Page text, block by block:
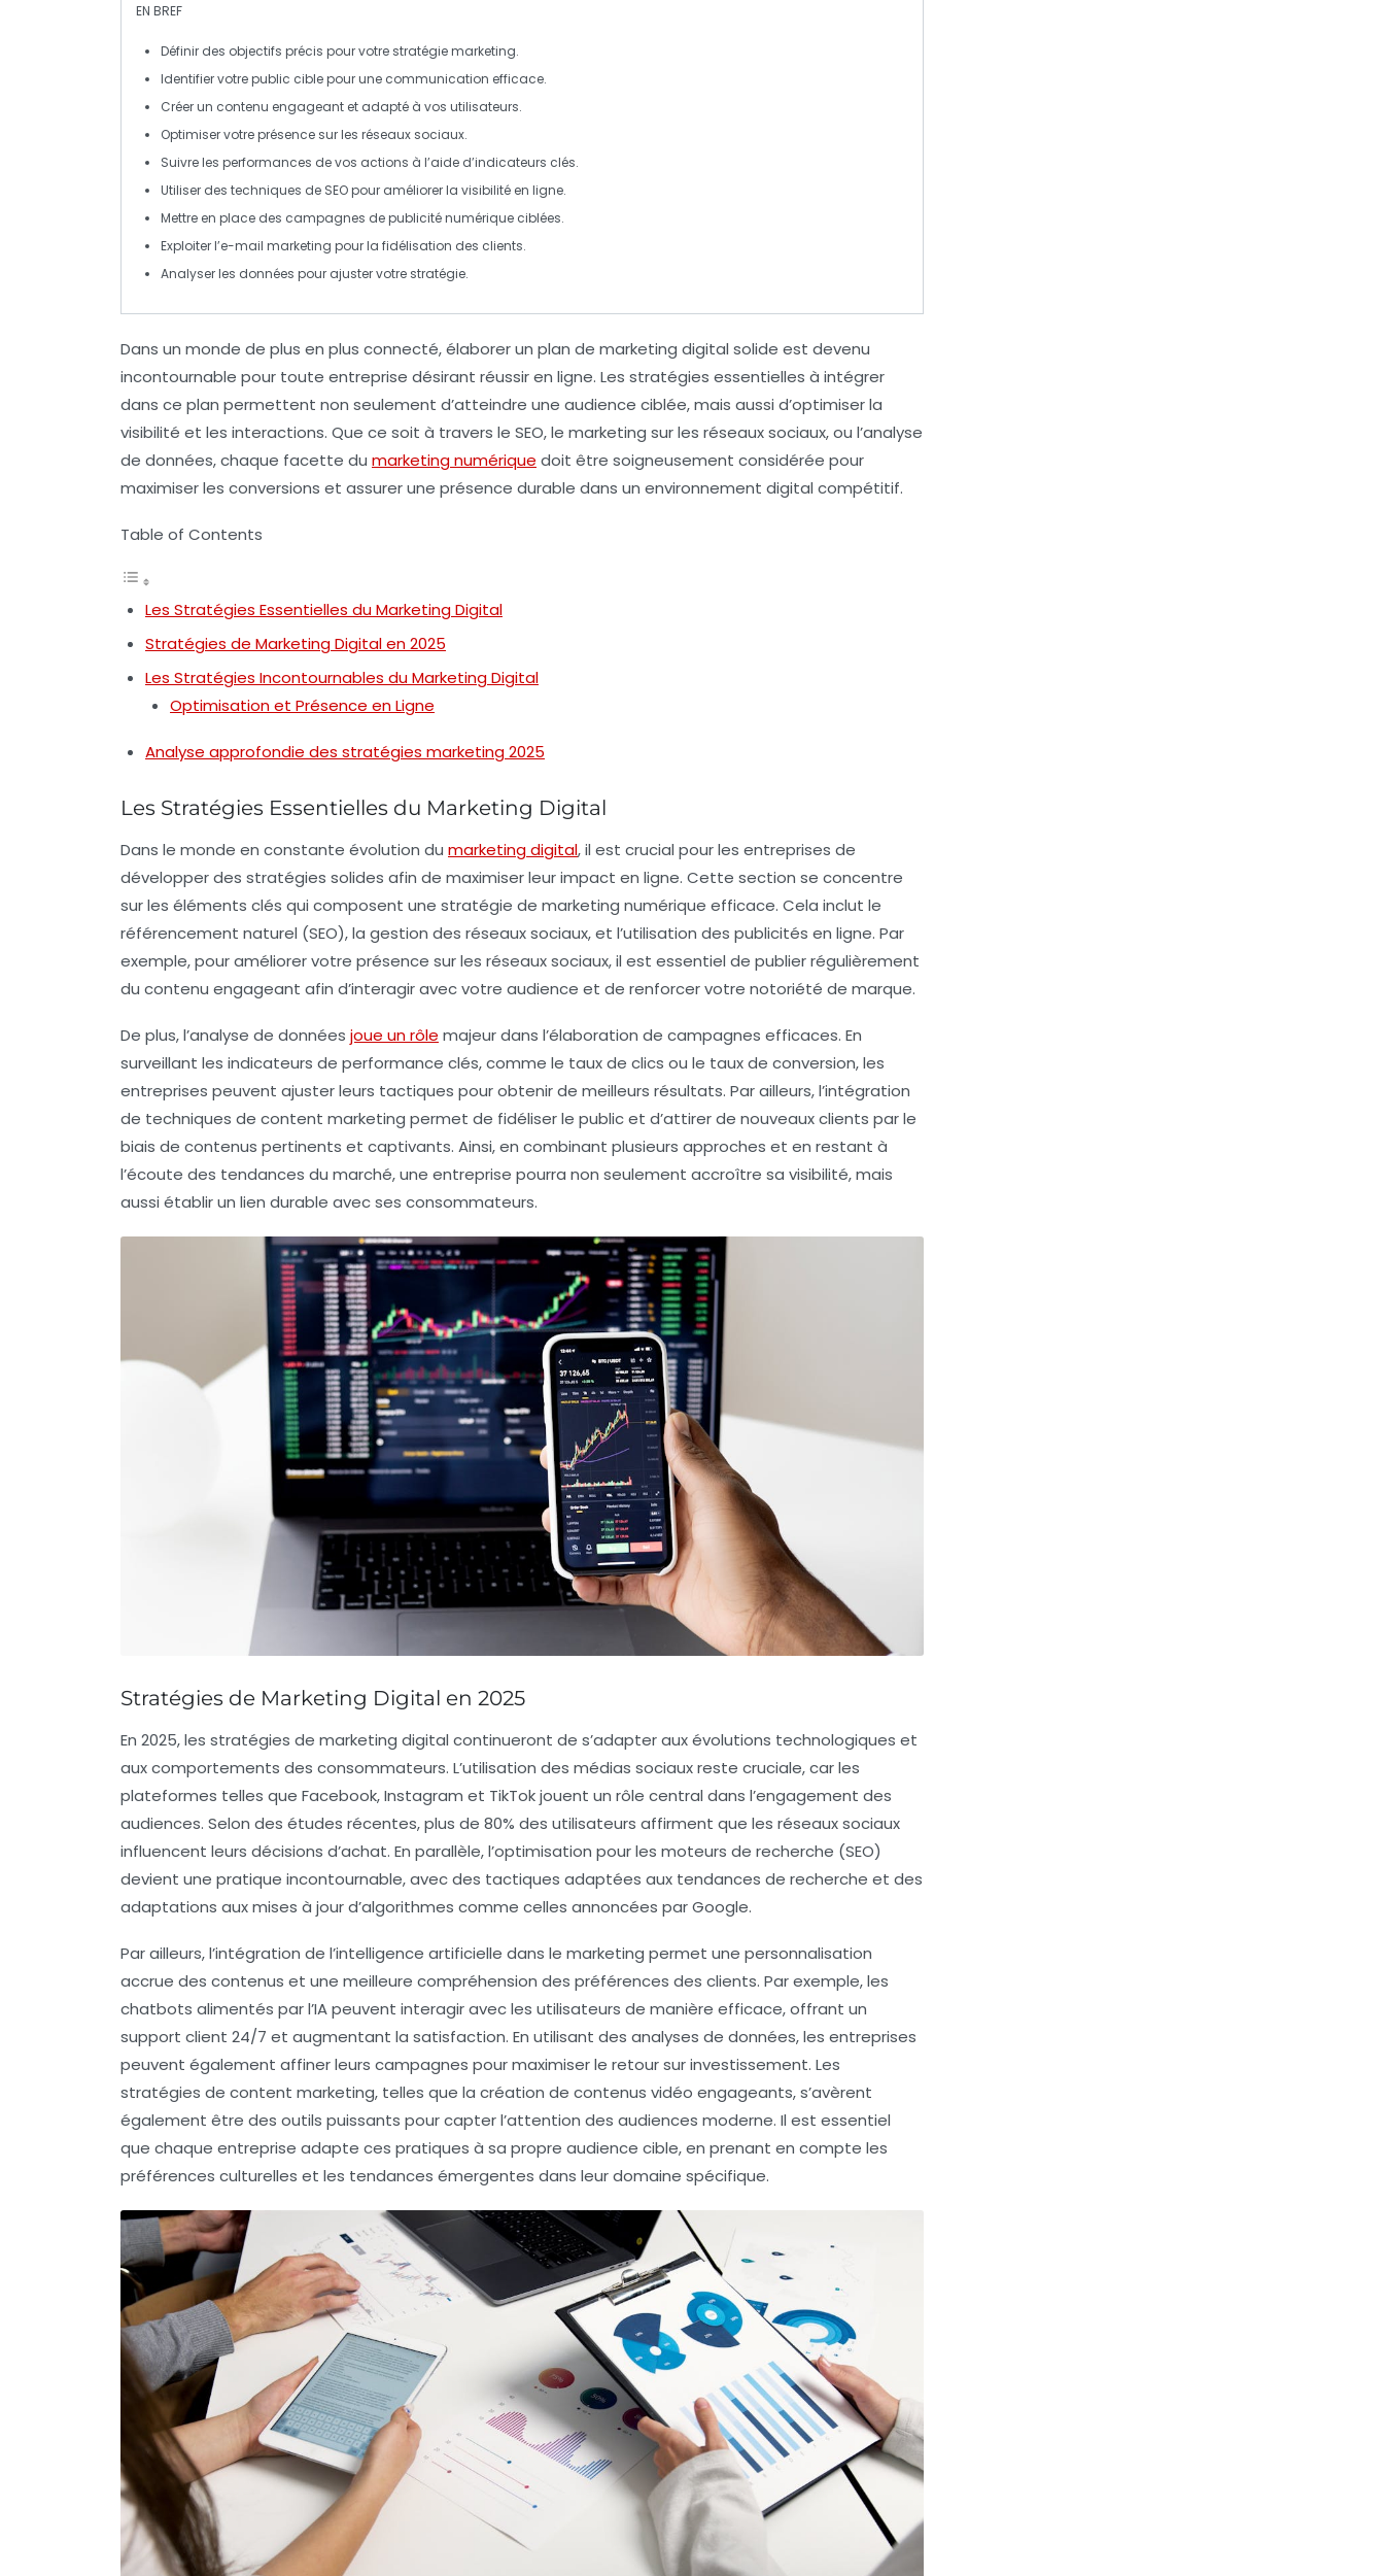
EN BREF
Définir des objectifs précis pour votre stratégie marketing.
Identifier votrepublic ciblepour une communication efficace.
Créer un contenu engageant et adapté à vos utilisateurs.
Optimiservotre présence sur les réseaux sociaux.
Suivre les performances de vos actions à l’aide d’indicateurs clés.
Utiliser des techniques de SEOpour améliorer la visibilité en ligne.
Mettre en place des campagnes depublicité numérique ciblées.
Exploiter l’e-mail marketing pour la fidélisation des clients.
Analyser les données pour ajuster votre stratégie.
Dans un monde de plus en plus connecté, élaborer un plan de marketing digital solide est devenu
incontournable pour toute entreprise désirant réussir en ligne. Les stratégies essentielles à intégrer
dans ce plan permettent non seulement d’atteindre une audience ciblée, mais aussi d’optimiser la
visibilité et les interactions. Que ce soit à travers le SEO, le marketing sur les réseaux sociaux, ou l’analyse
de données, chaque facette du marketing numérique doit être soigneusement considérée pour
maximiser les conversions et assurer une présence durable dans un environnement digital compétitif.
Table of Contents
Les Stratégies Essentielles du Marketing Digital
Stratégies de Marketing Digital en 2025
Les Stratégies Incontournables du Marketing Digital
Optimisation et Présence en Ligne
Analyse approfondie des stratégies marketing 2025
Les Stratégies Essentielles du Marketing Digital
Dans le monde en constante évolution du marketing digital, il est crucial pour les entreprises de
développer des stratégies solides afin de maximiser leur impact en ligne. Cette section se concentre
sur les éléments clés qui composent une stratégie de marketing numérique efficace. Cela inclut le
référencement naturel (SEO), la gestion des réseaux sociaux, et l’utilisation des publicités en ligne. Par
exemple, pour améliorer votre présence sur les réseaux sociaux, il est essentiel de publier régulièrement
du contenu engageant afin d’interagir avec votre audience et de renforcer votre notoriété de marque.
De plus, l’analyse de données joue un rôle majeur dans l’élaboration de campagnes efficaces. En
surveillant les indicateurs de performance clés, comme le taux de clics ou le taux de conversion, les
entreprises peuvent ajuster leurs tactiques pour obtenir de meilleurs résultats. Par ailleurs, l’intégration
de techniques de content marketing permet de fidéliser le public et d’attirer de nouveaux clients par le
biais de contenus pertinents et captivants. Ainsi, en combinant plusieurs approches et en restant à
l’écoute des tendances du marché, une entreprise pourra non seulement accroître sa visibilité, mais
aussi établir un lien durable avec ses consommateurs.
Stratégies de Marketing Digital en 2025
En 2025, les stratégies de marketing digital continueront de s’adapter aux évolutions technologiques et
aux comportements des consommateurs. L’utilisation des médias sociauxreste cruciale, car les
plateformes telles que Facebook, Instagram et TikTok jouent un rôle central dans l’engagement des
audiences. Selon des études récentes, plus de 80% des utilisateurs affirment que les réseaux sociaux
influencent leurs décisions d’achat. En parallèle, l’optimisation pour les moteurs de recherche (SEO)
devient une pratique incontournable, avec des tactiques adaptées aux tendances de recherche et des
adaptations aux mises à jour d’algorithmes comme celles annoncées par Google.
Par ailleurs, l’intégration de l’intelligence artificielle dans le marketing permet une personnalisation
accrue des contenus et une meilleure compréhension des préférences des clients. Par exemple, les
chatbots alimentés par l’IA peuvent interagir avec les utilisateurs de manière efficace, offrant un
support client 24/7 et augmentant la satisfaction. En utilisant des analyses de données, les entreprises
peuvent également affiner leurs campagnes pour maximiser le retour sur investissement. Les
stratégies de content marketing, telles que la création de contenus vidéo engageants, s’avèrent
également être des outils puissants pour capter l’attention des audiences moderne. Il est essentiel
que chaque entreprise adapte ces pratiques à sa propre audience cible, en prenant en compte les
préférences culturelles et les tendances émergentes dans leur domaine spécifique.